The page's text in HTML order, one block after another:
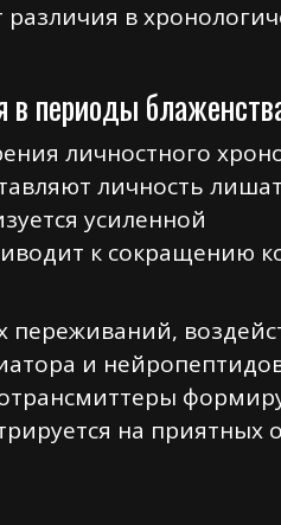
в
в периоды
личностного
личность
усиленной
к сокращению
и
на